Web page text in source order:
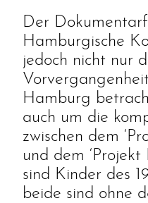
Der
Hamburgische
jedoch nicht nur
Hamburg
auch um die
zwischen dem
und dem ‘Projekt
sind Kinder des
beide sind ohne